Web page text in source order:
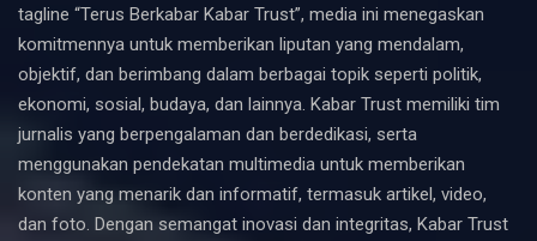
tagline “Terus Berkabar Kabar Trust”, media ini menegaskan
komitmennya untuk memberikan liputan yang mendalam,
objektif, dan berimbang dalam berbagai topik seperti politik,
ekonomi, sosial, budaya, dan lainnya. Kabar Trust memiliki tim
jurnalis yang berpengalaman dan berdedikasi, serta
menggunakan pendekatan multimedia untuk memberikan
konten yang menarik dan informatif, termasuk artikel, video,
dan foto. Dengan semangat inovasi dan integritas, Kabar Trust